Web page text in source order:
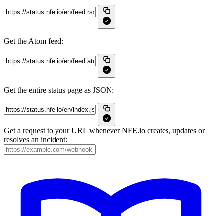
Get the Atom feed:
Get the entire status page as JSON:
Get a request to your URL whenever NFE.io creates, updates or
resolves an incident: